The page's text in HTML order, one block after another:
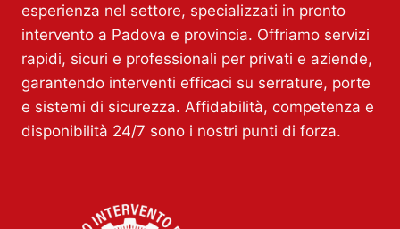
esperienza nel settore, specializzati in pronto
intervento a Padova e provincia. Offriamo servizi
rapidi, sicuri e professionali per privati e aziende,
garantendo interventi efficaci su serrature, porte
e sistemi di sicurezza. Affidabilità, competenza e
disponibilità 24/7 sono i nostri punti di forza.